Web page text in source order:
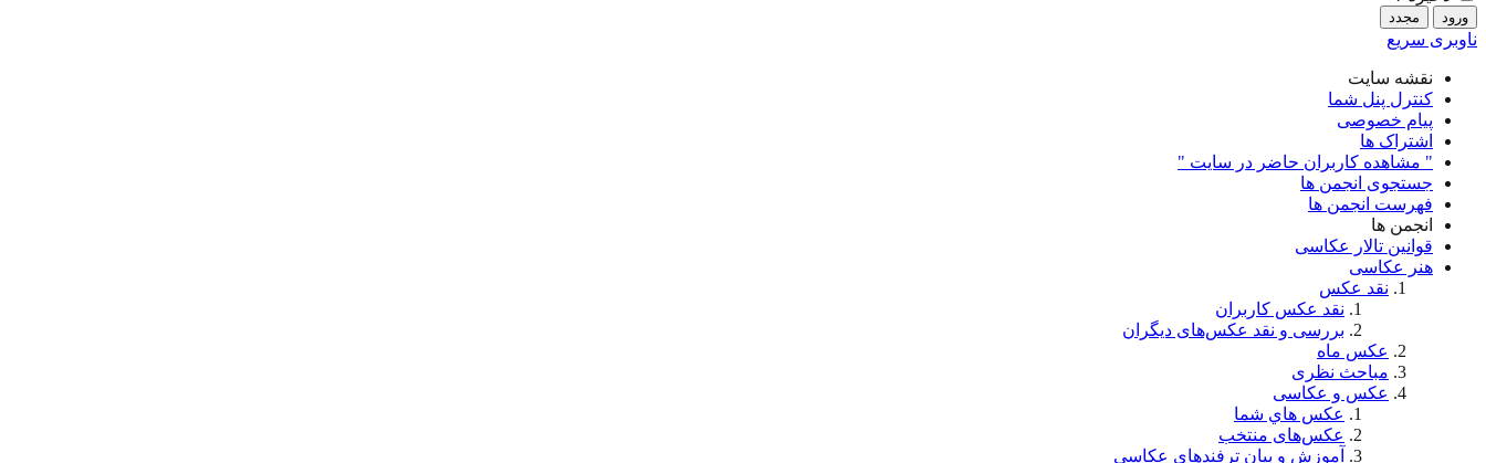
ناوبری سریع
نقشه سایت
کنترل پنل شما
پیام خصوصی
اشتراک ها
" مشاهده کاربران حاضر در سایت "
جستجوی انجمن ها
فهرست انجمن ها
انجمن ها
قوانین تالار عکاسی
هنر عکاسی
نقد عکس
نقد عکس کاربران
بررسی و نقد عکس‌های دیگران
عکس ماه
مباحث نظری
عکس و عکاسی
عكس هاي شما
عکس‌های منتخب
آموزش و بیان ترفندهای عکاسی